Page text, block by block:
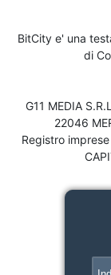
BitCity e' una
di
G11 MEDIA
22046
Registro